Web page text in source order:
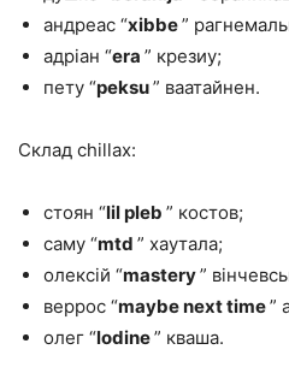
андреас “xibbe”
адріан “era ” крезиу;
пету “peksu” ваатайнен.
Склад chillax:
стоян “lil pleb ” костов;
саму “mtd ” хаутала;
олексій “mastery”
веррос “maybe next time”
олег “lodine” кваша.